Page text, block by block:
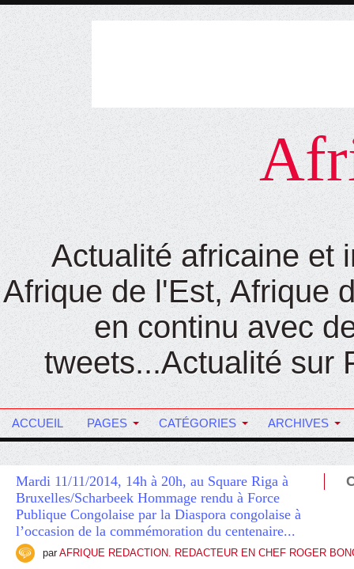
Actualité africaine et
Afrique de l'Est, Afrique
en continu avec
tweets...Actualité sur
ACCUEIL PAGES CATÉGORIES ARCHIVES
Mardi 11/11/2014, 14h à 20h, au Square Riga à
Bruxelles/Scharbeek Hommage rendu à Force
Publique Congolaise par la Diaspora congolaise à
l’occasion de la commémoration du centenaire...
par AFRIQUE REDACTION. REDACTEUR EN CHEF ROGER